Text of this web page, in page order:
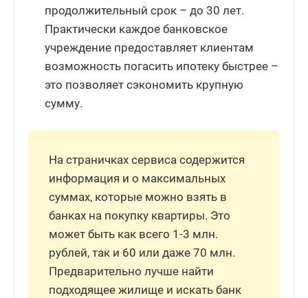
продолжительный срок – до 30 лет.
Практически каждое банковское
учреждение предоставляет клиентам
возможность погасить ипотеку быстрее –
это позволяет сэкономить крупную
сумму.
На страничках сервиса содержится
информация и о максимальных
суммах, которые можно взять в
банках на покупку квартиры. Это
может быть как всего 1-3 млн.
рублей, так и 60 или даже 70 млн.
Предварительно лучше найти
подходящее жилище и искать банк